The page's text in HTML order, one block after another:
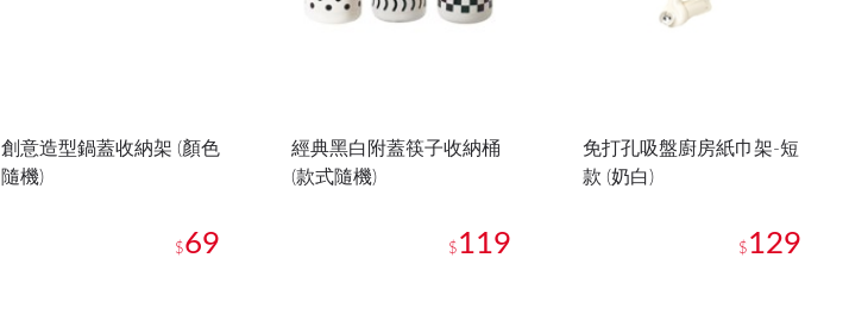
創意造型鍋蓋收納架 (顏色
隨機)
$69
經典黑白附蓋筷子收納桶
(款式隨機)
$ 119
免打孔吸盤廚房紙巾架-短
款 (奶白)
$ 129